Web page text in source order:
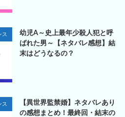
ス
幼児A～史上最年少殺人犯と呼
ばれた男～【ネタバレ感想】結
末はどうなるの？
ス
【異世界監禁婚】ネタバレあり
の感想まとめ！最終回・結末の